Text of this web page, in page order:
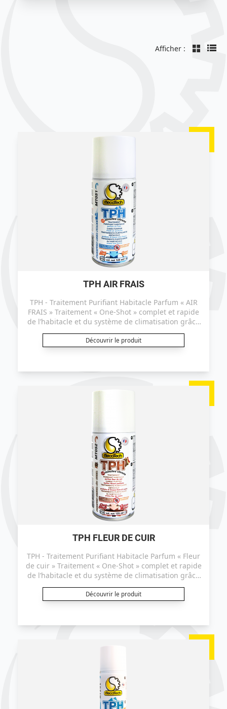
Afficher :
TPH AIR FRAIS
TPH - Traitement Purifiant Habitacle Parfum « AIR
FRAIS » Traitement « One-Shot » complet et rapide
de l’habitacle et du système de climatisation grâce
est certifié efficace sur le coronavirus ("TGEV" selon
le protocole EN14476+A2).
Découvrir le produit
TPH FLEUR DE CUIR
TPH - Traitement Purifiant Habitacle Parfum « Fleur
de cuir » Traitement « One-Shot » complet et rapide
de l’habitacle et du système de climatisation grâce
est certifié efficace sur le coronavirus ("TGEV" selon
le protocole EN14476+A2).
Découvrir le produit